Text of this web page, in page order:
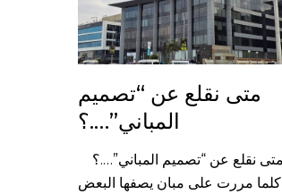
متى نقلع عن “تصميم
المباني”….؟
كلما مررت على مبان يصفها البعض